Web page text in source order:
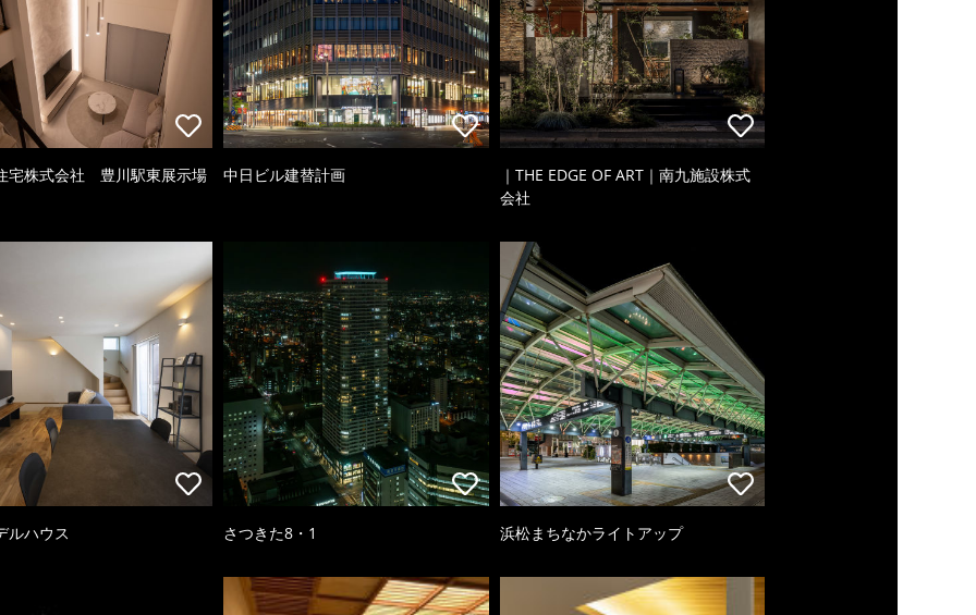
宅株式会社 豊川駅東展示場 中日ビル建替計画
｜THE EDGE OF ART｜南九施設株式
会社
ルハウス さつきた8・1 浜松まちなかライトアップ